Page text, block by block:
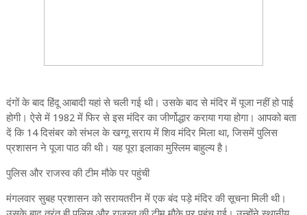
दंगों के बाद हिंदू आबादी यहां से चली गई थी। उसके बाद से मंदिर में पूजा नहीं हो पाई
होगी। ऐसे में 1982 में फिर से इस मंदिर का जीर्णोद्धार कराया गया होगा। आपको बता
दें कि 14 दिसंबर को संभल के खग्गू सराय में शिव मंदिर मिला था, जिसमें पुलिस
प्रशासन ने पूजा पाठ की थी। यह पूरा इलाका मुस्लिम बाहुल्य है।
पुलिस और राजस्व की टीम मौके पर पहुंची
मंगलवार सुबह प्रशासन को सरायतरीन में एक बंद पड़े मंदिर की सूचना मिली थी।